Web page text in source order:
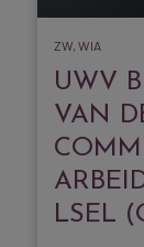
ZW, WIA
UWV
VAN
LSEL